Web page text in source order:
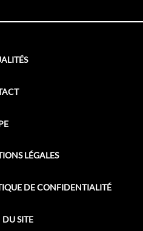
LÉGALES
DE CONFIDENTIALITÉ
SITE